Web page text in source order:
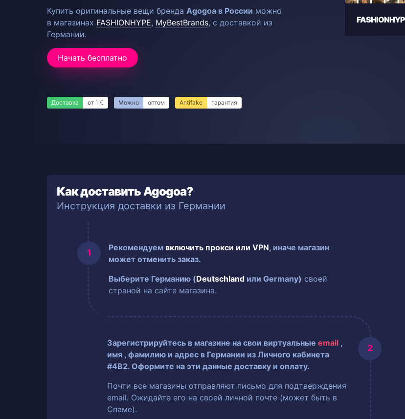
Купить оригинальные вещи бренда Agogoa в России можно
в магазинах FASHIONHYPE, MyBestBrands, с доставкой из
Германии.
Начать бесплатно
Доставка от 1 € Можно оптом Antifake гарантия
Как доставить Agogoa?
Инструкция доставки из Германии
Рекомендуем включить прокси или VPN, иначе магазин
может отменить заказ.
Выберите Германию (Deutschland или Germany) своей
страной на сайте магазина.
Зарегистрируйтесь в магазине на свои виртуальныеemail ,
имя , фамилию и адрес в Германии из Личного кабинета
#4B2. Оформите на эти данные доставку и оплату.
Почти все магазины отправляют письмо для подтверждения
email. Ожидайте его на своей личной почте (может быть в
Спаме).